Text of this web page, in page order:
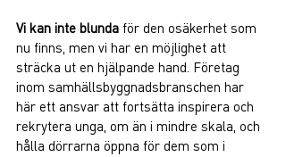
Vi kan inte blunda för den osäkerhet som
nu finns, men vi har en möjlighet att
sträcka ut en hjälpande hand. Företag
inom samhällsbyggnadsbranschen har
här ett ansvar att fortsätta inspirera och
rekrytera unga, om än i mindre skala, och
hålla dörrarna öppna för dem som i